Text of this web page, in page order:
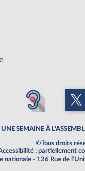
UNE SEMAINE À
©Tous droits
: partiellement
nationale - 126 Rue de